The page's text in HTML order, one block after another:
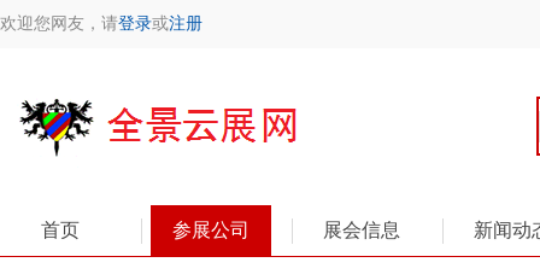
欢迎您网友，请登录或注册
首页 参展公司 展会信息 新闻动